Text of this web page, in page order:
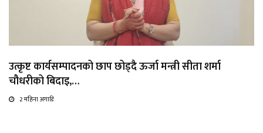
उत्कृष्ट कार्यसम्पादनको छाप छोड्दै ऊर्जा मन्त्री सीता शर्मा
चौधरीको बिदाइ,…
2 महिना अगाडि